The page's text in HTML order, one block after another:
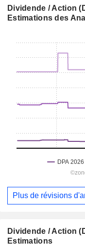
Dividende / Action
Estimations des
Plus de révisions
Dividende / Action
Estimations